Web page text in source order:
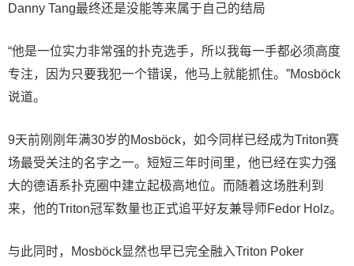
Danny Tang最终还是没能等来属于自己的结局
“他是一位实力非常强的扑克选手，所以我每一手都必须高度
专注，因为只要我犯一个错误，他马上就能抓住。”Mosböck
说道。
9天前刚刚年满30岁的Mosböck，如今同样已经成为Triton赛
场最受关注的名字之一。短短三年时间里，他已经在实力强
大的德语系扑克圈中建立起极高地位。而随着这场胜利到
来，他的Triton冠军数量也正式追平好友兼导师Fedor Holz。
与此同时，Mosböck显然也早已完全融入Triton Poker